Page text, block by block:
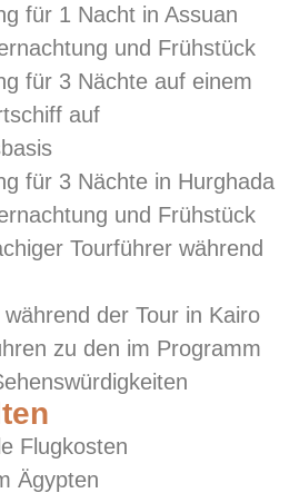
für 1 Nacht in Assuan
und Frühstück
für 3 Nächte auf einem
auf
für 3 Nächte in Hurghada
und Frühstück
Tourführer während
der Tour in Kairo
zu den im Programm
Flugkosten
Ägypten